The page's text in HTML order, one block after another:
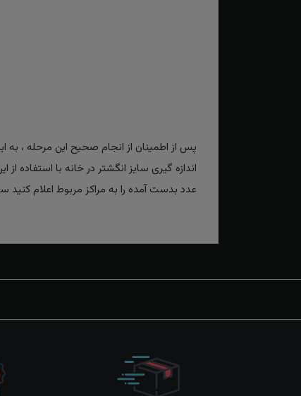
پس از اطمینان از انجام صحیح این مرحله ،
اندازه گیری سایز انگشتر در خانه با استفاده
عدد بدست آمده را به مراکز مربوط اعلام کنید